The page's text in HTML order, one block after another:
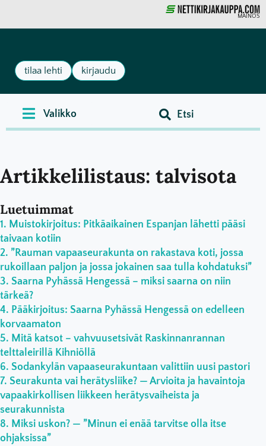
MAINOS
tilaa lehti kirjaudu
Artikkelilistaus: talvisota
Luetuimmat
Muistokirjoitus: Pitkäaikainen Espanjan lähetti pääsi
taivaan kotiin
”Rauman vapaaseurakunta on rakastava koti, jossa
rukoillaan paljon ja jossa jokainen saa tulla kohdatuksi”
Saarna Pyhässä Hengessä – miksi saarna on niin
tärkeä?
Pääkirjoitus: Saarna Pyhässä Hengessä on edelleen
korvaamaton
Mitä katsot – vahvuusetsivät Raskinnanrannan
telttaleirillä Kihniöllä
Sodankylän vapaaseurakuntaan valittiin uusi pastori
Seurakunta vai herätysliike? — Arvioita ja havaintoja
vapaakirkollisen liikkeen herätysvaiheista ja
seurakunnista
Miksi uskon? — ”Minun ei enää tarvitse olla itse
ohjaksissa”